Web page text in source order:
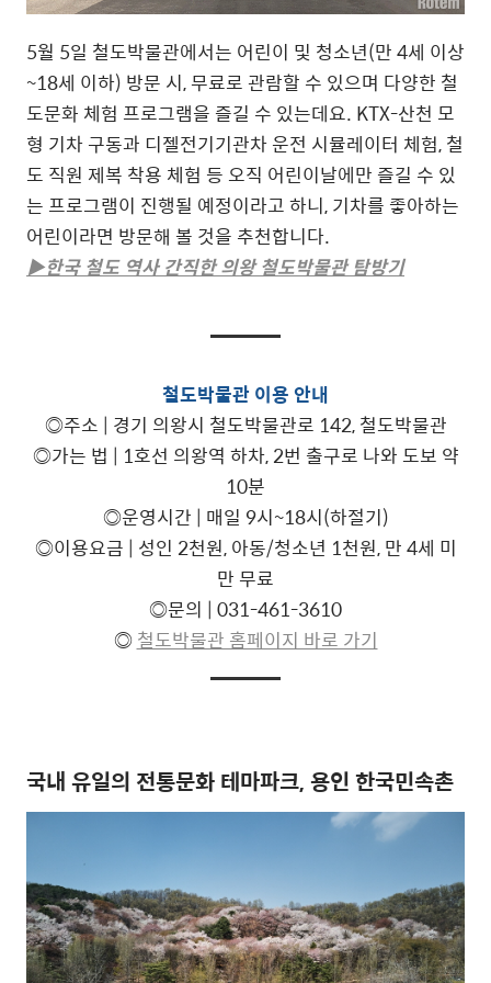
5월 5일 철도박물관에서는 어린이 및 청소년(만 4세 이상
~18세 이하) 방문 시, 무료로 관람할 수 있으며 다양한 철
도문화 체험 프로그램을 즐길 수 있는데요. KTX-산천 모
형 기차 구동과 디젤전기기관차 운전 시뮬레이터 체험, 철
도 직원 제복 착용 체험 등 오직 어린이날에만 즐길 수 있
는 프로그램이 진행될 예정이라고 하니, 기차를 좋아하는
어린이라면 방문해 볼 것을 추천합니다.
▶한국 철도 역사 간직한 의왕 철도박물관 탐방기
철도박물관 이용 안내
◎주소 | 경기 의왕시 철도박물관로 142, 철도박물관
◎가는 법 | 1호선 의왕역 하차, 2번 출구로 나와 도보 약
10분
◎운영시간 | 매일 9시~18시(하절기)
◎이용요금 | 성인 2천원, 아동/청소년 1천원, 만 4세 미
만 무료
◎문의 | 031-461-3610
◎철도박물관 홈페이지 바로 가기
국내 유일의 전통문화 테마파크, 용인 한국민속촌